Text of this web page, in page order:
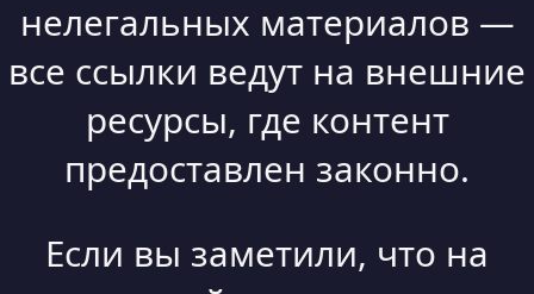
нелегальных материалов —
все ссылки ведут на внешние
ресурсы, где контент
предоставлен законно.
Если вы заметили, что на